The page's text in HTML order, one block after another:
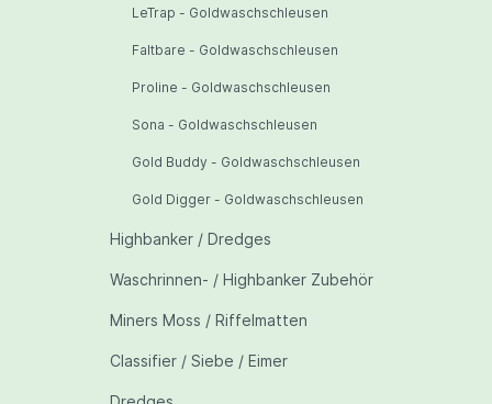
LeTrap - Goldwaschschleusen
Faltbare - Goldwaschschleusen
Proline - Goldwaschschleusen
Sona - Goldwaschschleusen
Gold Buddy - Goldwaschschleusen
Gold Digger - Goldwaschschleusen
Highbanker / Dredges
Waschrinnen- / Highbanker Zubehör
Miners Moss / Riffelmatten
Classifier / Siebe / Eimer